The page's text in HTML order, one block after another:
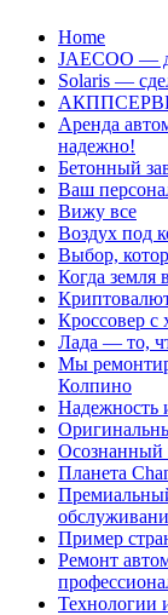
Перейти
содержанию
Home
JAECOO —
Solaris —
Аренда
надежно!
Бетонный
Ваш
Вижу все
Воздух под
Выбор,
Когда земля
Кроссовер с
Лада — то,
Мы
Колпино
Надежность
Осознанный
Планета
Пример
Ремонт
Технологии